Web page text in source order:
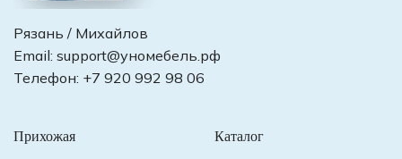
Рязань / Михайлов
Email: support@уномебель.рф
Телефон: +7 920 992 98 06
Прихожая Каталог